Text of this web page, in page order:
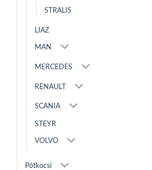
STRALIS
LIAZ
MAN
MERCEDES
RENAULT
SCANIA
STEYR
VOLVO
Pótkocsi